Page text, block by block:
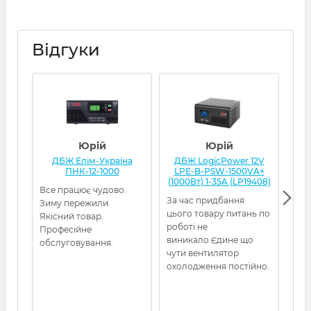
Відгуки
Юрій
ДБЖ Елім-Україна
ПНК-12-1000
Все працює чудово.
Зиму пережили.
Якісний товар.
Професійне
обслуговування.
Юрій
ДБЖ LogicPower 12V
LPE-B-PSW-1500VA+
(1000Вт) 1-35A (LP19408)
За час придбання
цього товару питань по
роботі не
виникало.Єдине що
чути вентилятор
охолодження постійно.